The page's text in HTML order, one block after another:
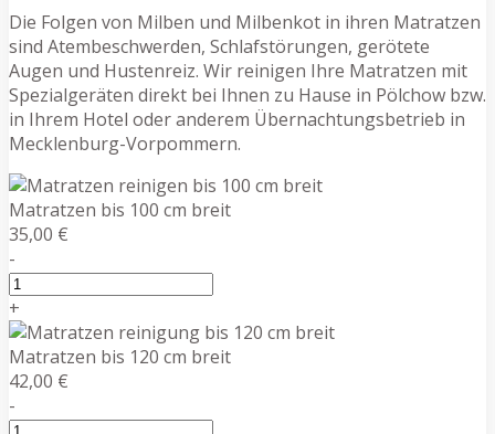
Die Folgen von Milben und Milbenkot in ihren Matratzen
sind Atembeschwerden, Schlafstörungen, gerötete
Augen und Hustenreiz. Wir reinigen Ihre Matratzen mit
Spezialgeräten direkt bei Ihnen zu Hause in Pölchow bzw.
in Ihrem Hotel oder anderem Übernachtungsbetrieb in
Mecklenburg-Vorpommern.
Matratzen bis 100 cm breit
35,00 €
-
+
Matratzen bis 120 cm breit
42,00 €
-